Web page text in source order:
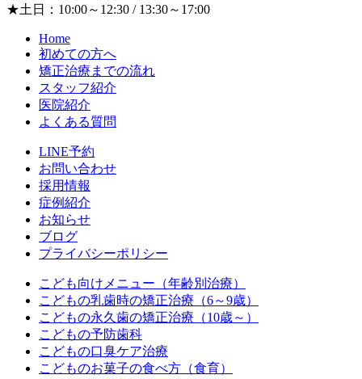
★土日：10:00～12:30 / 13:30～17:00
Home
初めての方へ
矯正治療までの流れ
スタッフ紹介
医院紹介
よくある質問
LINE予約
お問い合わせ
採用情報
症例紹介
お知らせ
ブログ
プライバシーポリシー
こども向けメニュー（年齢別治療）
こどもの乳歯時の矯正治療（6～9歳）
こどもの永久歯の矯正治療（10歳～）
こどもの予防歯科
こどもの口臭ケア治療
こどものお菓子の食べ方（食育）